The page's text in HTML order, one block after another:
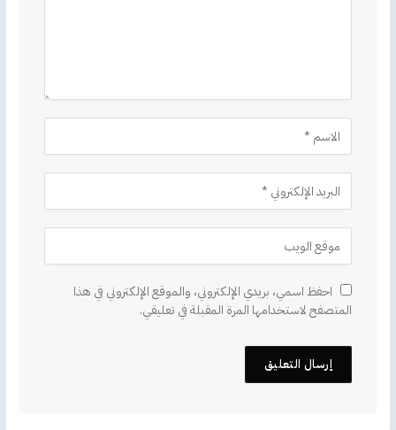
احفظ اسمي، بريدي الإلكتروني، والموقع الإلكتروني في هذا
المتصفح لاستخدامها المرة المقبلة في تعليقي.